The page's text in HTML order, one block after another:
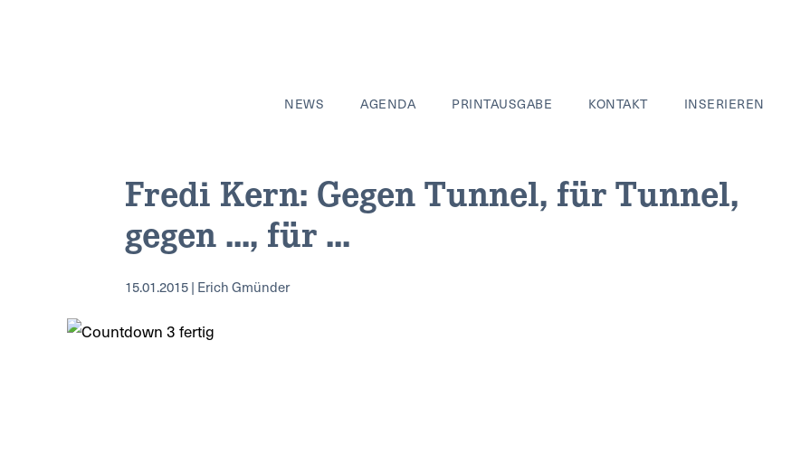
NEWS AGENDA PRINTAUSGABE KONTAKT INSERIEREN
Fredi Kern: Gegen Tunnel, für Tunnel,
gegen ..., für ...
15.01.2015 | Erich Gmünder